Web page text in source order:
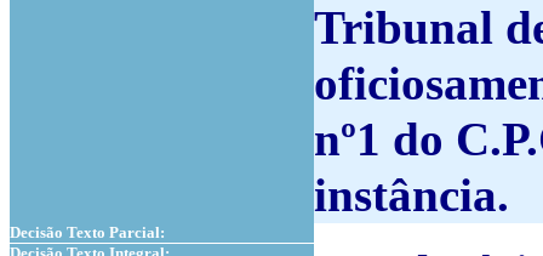
Tribunal
nº1 do
instância.
Decisão Texto Parcial: